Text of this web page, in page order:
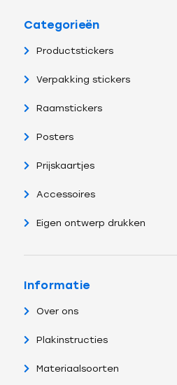
Categorieën
Productstickers
Verpakking stickers
Raamstickers
Posters
Prijskaartjes
Accessoires
Eigen ontwerp drukken
Informatie
Over ons
Plakinstructies
Materiaalsoorten